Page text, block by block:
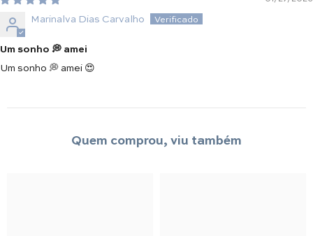
Marinalva Dias Carvalho
Um sonho 💭 amei
Um sonho 💭 amei 😍
Quem comprou, viu também